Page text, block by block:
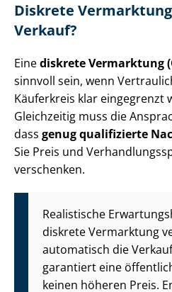
Diskrete
Verkauf?
Einediskrete Vermarktung
sinnvoll sein, wenn
Käuferkreis klar eingegrenzt
Gleichzeitig muss die
dass genug qualifizierte
Sie Preis und
verschenken.
Realistische
diskrete Vermarktung
automatisch die
garantiert eine
keinen höheren Preis.